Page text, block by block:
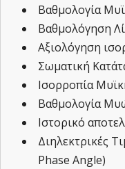
Βαθμολογία
Βαθμολόγηση
Αξιολόγηση
Σωματική
Ισορροπία
Βαθμολογία
Ιστορικό
Διηλεκτρικές
Phase Angle)